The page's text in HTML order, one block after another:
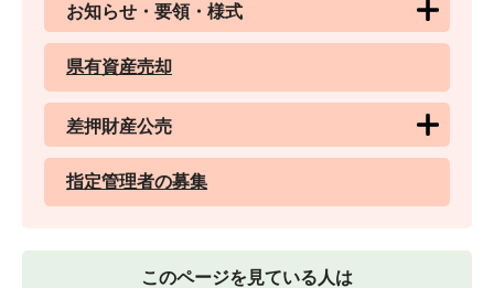
お知らせ・要領・様式
県有資産売却
差押財産公売
指定管理者の募集
このページを見ている人は